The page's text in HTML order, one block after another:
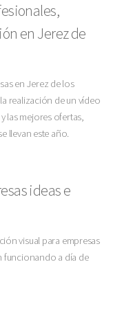
en Jerez de
en Jerez de los
realización de un vídeo
las mejores ofertas,
llevan este año.
ideas e
visual para empresas
funcionando a día de